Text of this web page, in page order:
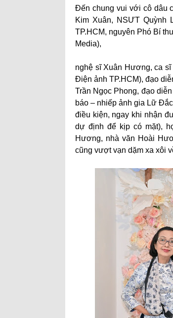
Đến chung vui với cô dâu
Kim Xuân, NSƯT Quỳnh
TP.HCM, nguyên Phó Bí
Media),
nghệ sĩ Xuân Hương, ca
Điện ảnh TP.HCM), đạo
Trần Ngọc Phong, đạo
báo – nhiếp ảnh gia Lữ
điều kiện, ngay khi nhận
dự định để kịp có mặt),
Hương, nhà văn Hoài
cũng vượt vạn dặm xa xôi